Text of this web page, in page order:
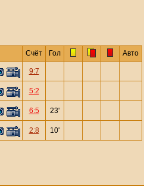
Счёт Гол Авто
9:7
5:2
6:5 23'
2:8 10'